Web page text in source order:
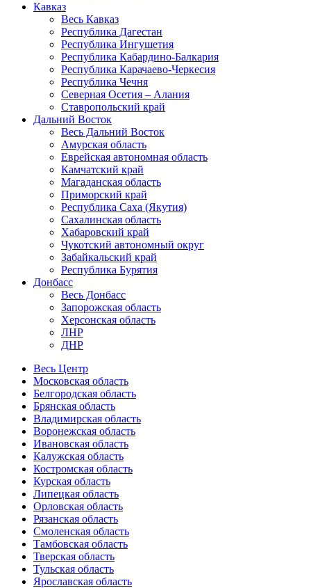
Кавказ
Весь Кавказ
Республика Дагестан
Республика Ингушетия
Республика Кабардино-Балкария
Республика Карачаево-Черкесия
Республика Чечня
Северная Осетия – Алания
Ставропольский край
Дальний Восток
Весь Дальний Восток
Амурская область
Еврейская автономная область
Камчатский край
Магаданская область
Приморский край
Республика Саха (Якутия)
Сахалинская область
Хабаровский край
Чукотский автономный округ
Забайкальский край
Республика Бурятия
Донбасс
Весь Донбасс
Запорожская область
Херсонская область
ЛНР
ДНР
Весь Центр
Московская область
Белгородская область
Брянская область
Владимирская область
Воронежская область
Ивановская область
Калужская область
Костромская область
Курская область
Липецкая область
Орловская область
Рязанская область
Смоленская область
Тамбовская область
Тверская область
Тульская область
Ярославская область